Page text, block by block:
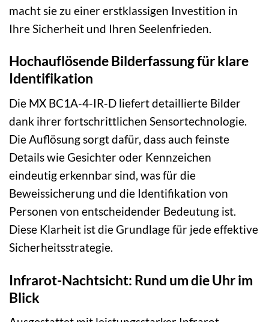
macht sie zu einer erstklassigen Investition in
Ihre Sicherheit und Ihren Seelenfrieden.
Hochauflösende Bilderfassung für klare
Identifikation
Die MX BC1A-4-IR-D liefert detaillierte Bilder
dank ihrer fortschrittlichen Sensortechnologie.
Die Auflösung sorgt dafür, dass auch feinste
Details wie Gesichter oder Kennzeichen
eindeutig erkennbar sind, was für die
Beweissicherung und die Identifikation von
Personen von entscheidender Bedeutung ist.
Diese Klarheit ist die Grundlage für jede effektive
Sicherheitsstrategie.
Infrarot-Nachtsicht: Rund um die Uhr im
Blick